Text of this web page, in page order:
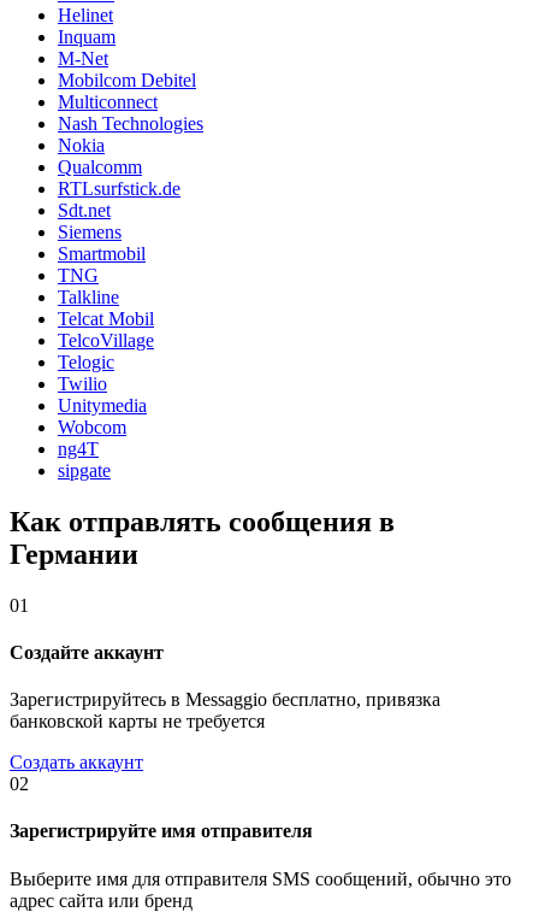
Helinet
Inquam
M-Net
Mobilcom Debitel
Multiconnect
Nash Technologies
Nokia
Qualcomm
RTLsurfstick.de
Sdt.net
Siemens
Smartmobil
TNG
Talkline
Telcat Mobil
TelcoVillage
Telogic
Twilio
Unitymedia
Wobcom
ng4T
sipgate
Как отправлять сообщения в
Германии
01
Создайте аккаунт
Зарегистрируйтесь в Messaggio бесплатно, привязка
банковской карты не требуется
Создать аккаунт
02
Зарегистрируйте имя отправителя
Выберите имя для отправителя SMS сообщений, обычно это
адрес сайта или бренд